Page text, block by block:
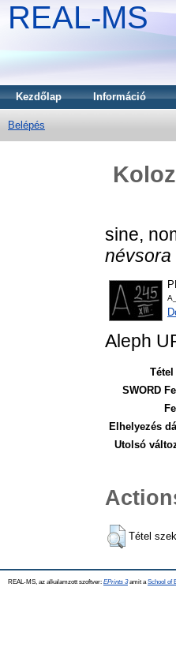
REAL-MS
Kezdőlap Információ
Belépés
sine,
névsora
Aleph
SWORD
Elhelyezés
Utolsó
Tétel
REAL-MS, az alkalamzott szoftver: EPrints 3amit a School of